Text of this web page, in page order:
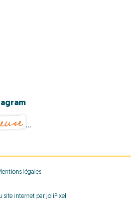
…
légales
site internet par joliPixel